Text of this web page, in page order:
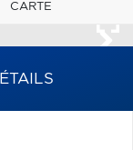
CARTE